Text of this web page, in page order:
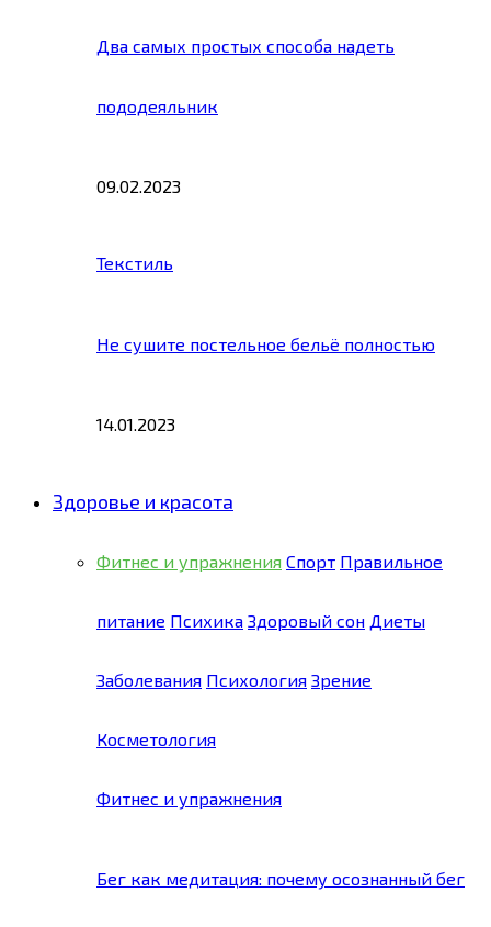
Два самых простых способа надеть
пододеяльник
09.02.2023
Текстиль
Не сушите постельное бельё полностью
14.01.2023
Здоровье и красота
Фитнес и упражнения Спорт Правильное
питание Психика Здоровый сон Диеты
Заболевания Психология Зрение
Косметология
Фитнес и упражнения
Бег как медитация: почему осознанный бег